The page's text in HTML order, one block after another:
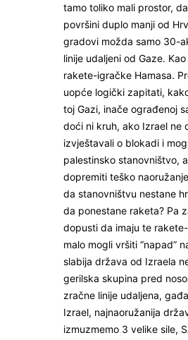
tamo toliko mali prostor,
površini duplo manji od
gradovi možda samo 30-
linije udaljeni od Gaze.
rakete-igračke Hamasa.
uopće logički zapitati,
toj Gazi, inače ograđenoj
doći ni kruh, ako Izrael ne
izvještavali o blokadi i
palestinsko stanovništvo,
dopremiti teško
da stanovništvu nestane
da ponestane raketa? Pa
dopusti da imaju te
malo mogli vršiti “napad”
slabija država od Izraela
gerilska skupina pred
zračne linije udaljena,
Izrael, najnaoružanija
izmuzmemo 3 velike sile,